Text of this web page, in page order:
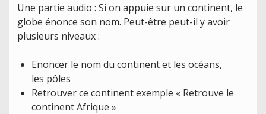
Une partie audio : Si on appuie sur un continent, le
globe énonce son nom. Peut-être peut-il y avoir
plusieurs niveaux :
Enoncer le nom du continent et les océans,
les pôles
Retrouver ce continent exemple « Retrouve le
continent Afrique »